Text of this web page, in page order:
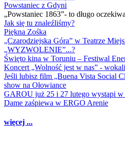
Powstaniec z Gdyni
„Powstaniec 1863”- to długo
Jak się tu znaleźliśmy?
Piękna Zośka
„Czarodziejska Góra” w Teatrze
„WYZWOLENIE”...?
Święto kina w Toruniu – Festiwal
Koncert „Wolność jest w nas” -
Jeśli lubisz film „Buena Vista Social
show na Ołowiance
GAROU już 25 i 27 lutego wystąpi
Dame zaśpiewa w ERGO Arenie
więcej ...